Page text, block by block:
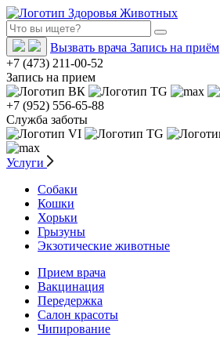
Вызвать врача Запись на приём
+7 (473) 211-00-52
Запись на прием
+7 (952) 556-65-88
Служба заботы
Услуги
Собаки
Кошки
Хорьки
Грызуны
Экзотические животные
Прием врача
Вакцинация
Передержка
Салон красоты
Чипирование